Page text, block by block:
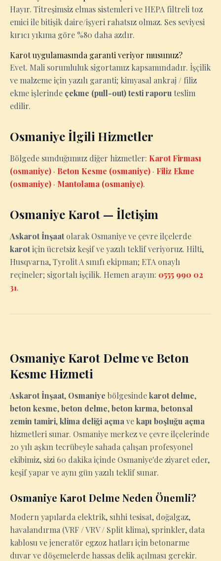
Hayır. Titreşimsiz elmas sistemleri ve HEPA filtreli toz
emici ile bitişik daire/işyeri rahatsız olmaz. Ses seviyesi
kırıcı yıkıma göre %80 daha azdır.
Karot uygulamasında garanti veriyor musunuz?
Evet. Mali sorumluluk sigortamız kapsamındadır. İşçilik
ve malzeme için yazılı garanti; kimyasal ankraj / filiz
ekme işlerinde çekme (pull-out) testi raporu teslim
edilir.
Osmaniye İlgili Hizmetler
Bölgede sunduğumuz diğer hizmetler: Karot Firması
(osmaniye) · Beton Kesme (osmaniye) · Filiz Ekme
(osmaniye) · Mantolama (osmaniye).
Osmaniye Karot — İletişim
Askarot İnşaatolarak Osmaniye ve çevre ilçelerde
karotiçin ücretsiz keşif ve yazılı teklif veriyoruz. Hilti,
Husqvarna, Tyrolit A sınıfı ekipman; ETA onaylı
reçineler; sigortalı işçilik. Hemen arayın: 0555 990 02
31.
Osmaniye Karot Delme ve Beton
Kesme Hizmeti
Askarot İnşaat, Osmaniye bölgesindekarot delme,
beton kesme,beton delme,beton kırma,betonsal
zemin tamiri,klima deliği açma vekapı boşluğu açma
hizmetleri sunar. Osmaniye merkez ve çevre ilçelerinde
20 yılı aşkın tecrübeyle sahada çalışan profesyonel
ekibimiz, sizi 60 dakika içinde Osmaniye'de ziyaret eder,
keşif yapar ve aynı gün yazılı teklif sunar.
Osmaniye Karot Delme Neden Önemli?
Modern yapılarda elektrik, sıhhi tesisat, doğalgaz,
havalandırma (VRF / VRV / Split klima), sprinkler, data
kablosu ve jeneratör egzoz hatları için betonarme
duvar ve döşemelerde hassas delik açılması gerekir.